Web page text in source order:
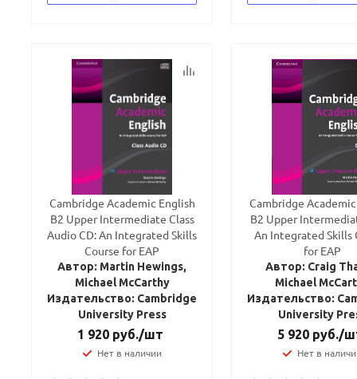
Cambridge Academic English
B2 Upper Intermediate Class
Audio CD: An Integrated Skills
Course for EAP
Автор: Martin Hewings,
Michael McCarthy
Издательство: Cambridge
University Press
1 920 руб./шт
Нет в наличии
Cambridge
B2 Upper
An Integrated Skills
for EAP
Автор: Craig
Michael
Издательство:
University
5 920 руб./
Нет в